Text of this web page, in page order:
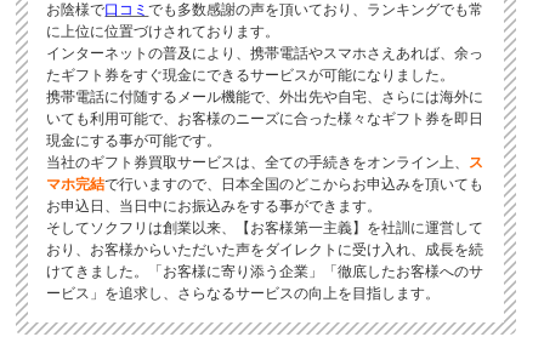
お陰様で口コミでも多数感謝の声を頂いており、ランキングでも常
に上位に位置づけされております。
インターネットの普及により、携帯電話やスマホさえあれば、余っ
たギフト券をすぐ現金にできるサービスが可能になりました。
携帯電話に付随するメール機能で、外出先や自宅、さらには海外に
いても利用可能で、お客様のニーズに合った様々なギフト券を即日
現金にする事が可能です。
当社のギフト券買取サービスは、全ての手続きをオンライン上、 ス
マホ完結で行いますので、日本全国のどこからお申込みを頂いても
お申込日、当日中にお振込みをする事ができます。
そしてソクフリは創業以来、【お客様第一主義】を社訓に運営して
おり、お客様からいただいた声をダイレクトに受け入れ、成長を続
けてきました。「お客様に寄り添う企業」「徹底したお客様へのサ
ービス」を追求し、さらなるサービスの向上を目指します。